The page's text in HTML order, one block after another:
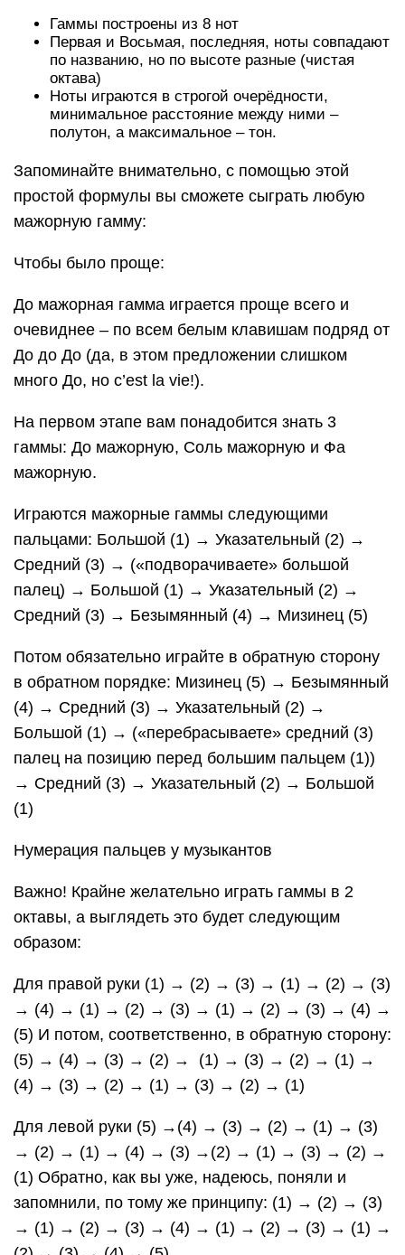
Гаммы построены из 8 нот
Первая и Восьмая, последняя, ноты совпадают
по названию, но по высоте разные (чистая
октава)
Ноты играются в строгой очерёдности,
минимальное расстояние между ними –
полутон, а максимальное – тон.
Запоминайте внимательно, с помощью этой
простой формулы вы сможете сыграть любую
мажорную гамму:
Чтобы было проще:
До мажорная гамма играется проще всего и
очевиднее – по всем белым клавишам подряд от
До до До (да, в этом предложении слишком
много До, но c’est la vie!).
На первом этапе вам понадобится знать 3
гаммы: До мажорную, Соль мажорную и Фа
мажорную.
Играются мажорные гаммы следующими
пальцами: Большой (1) → Указательный (2) →
Средний (3) → («подворачиваете» большой
палец) → Большой (1) → Указательный (2) →
Средний (3) → Безымянный (4) → Мизинец (5)
Потом обязательно играйте в обратную сторону
в обратном порядке: Мизинец (5) → Безымянный
(4) → Средний (3) → Указательный (2) →
Большой (1) → («перебрасываете» средний (3)
палец на позицию перед большим пальцем (1))
→ Средний (3) → Указательный (2) → Большой
(1)
Нумерация пальцев у музыкантов
Важно! Крайне желательно играть гаммы в 2
октавы, а выглядеть это будет следующим
образом:
Для правой руки (1) → (2) → (3) → (1) → (2) → (3)
→ (4) → (1) → (2) → (3) → (1) → (2) → (3) → (4) →
(5) И потом, соответственно, в обратную сторону:
(5) → (4) → (3) → (2) → (1) → (3) → (2) → (1) →
(4) → (3) → (2) → (1) → (3) → (2) → (1)
Для левой руки (5) →(4) → (3) → (2) → (1) → (3)
→ (2) → (1) → (4) → (3) →(2) → (1) → (3) → (2) →
(1) Обратно, как вы уже, надеюсь, поняли и
запомнили, по тому же принципу: (1) → (2) → (3)
→ (1) → (2) → (3) → (4) → (1) → (2) → (3) → (1) →